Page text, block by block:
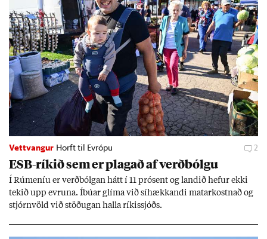
Vettvangur Horft til Evrópu 2
ESB-rík­ið sem er plag­að af verð­bólgu
Í Rúm­en­íu er verð­bólg­an hátt í 11 pró­sent og land­ið hef­ur ekki
tek­ið upp evr­una. Íbú­ar glíma við sí­hækk­andi mat­ar­kostn­að og
stjórn­völd við stöð­ug­an halla rík­is­sjóðs.